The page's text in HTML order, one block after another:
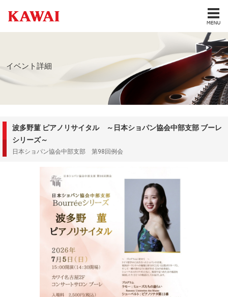
イベント詳細
波多野菫 ピアノリサイタル ～日本ショパン協会中部支部 ブーレ
シリーズ～
日本ショパン協会中部支部 第98回例会